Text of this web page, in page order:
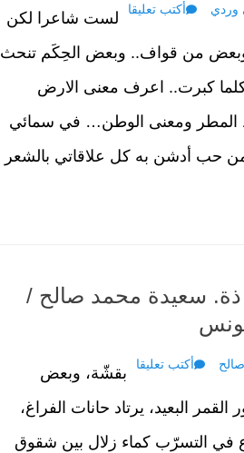
وردي أكتب تعليقا
لست شاعرا لكن
من قواف.. وبعض الحِكَم تنحث
كلما كبرت.. اعرف معنى الارض
ومعنى الوطن… في سمائي
حب أدشن به كل علاقاتي بالشعر
ذة. سعيدة محمد صالح /
أكتب تعليقا
بقشّة، وبعض
البعيد، يرتاد حانات الفراغ،
في التسرّب كماء زلال بين شقوق